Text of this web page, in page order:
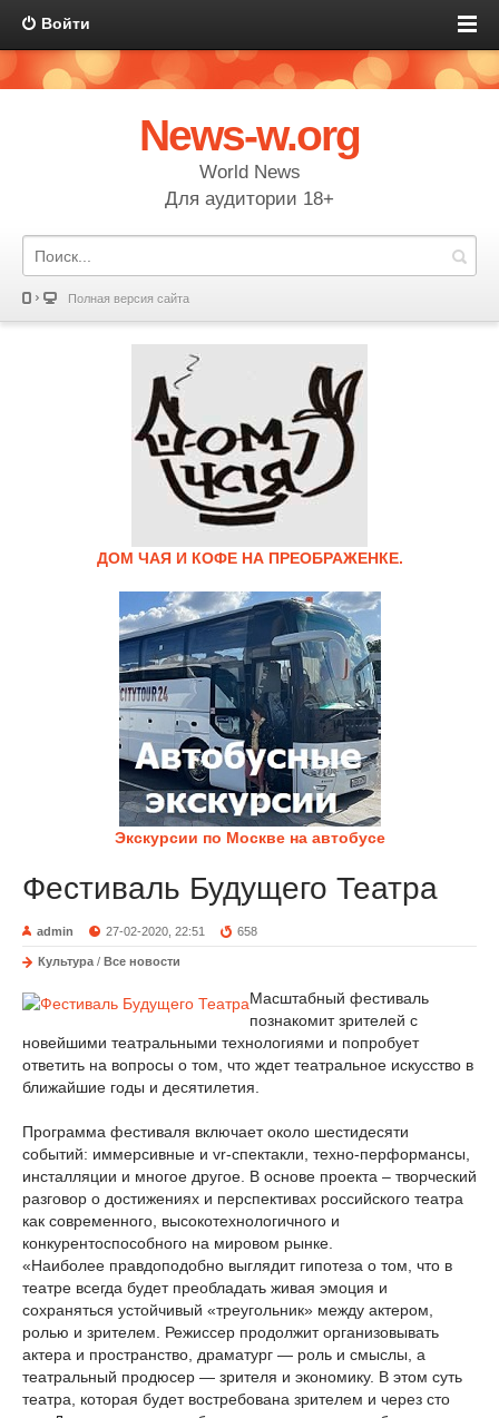
Войти
News-w.org
World News
Для аудитории 18+
Полная версия сайта
ДОМ ЧАЯ И КОФЕ НА ПРЕОБРАЖЕНКЕ.
Экскурсии по Москве на автобусе
Фестиваль Будущего Театра
admin 27-02-2020, 22:51 658
Культура / Все новости
Масштабный фестиваль
познакомит зрителей с
новейшими театральными технологиями и попробует
ответить на вопросы о том, что ждет театральное искусство в
ближайшие годы и десятилетия.
Программа фестиваля включает около шестидесяти
событий: иммерсивные и vr-спектакли, техно-перформансы,
инсталляции и многое другое. В основе проекта – творческий
разговор о достижениях и перспективах российского театра
как современного, высокотехнологичного и
конкурентоспособного на мировом рынке.
«Наиболее правдоподобно выглядит гипотеза о том, что в
театре всегда будет преобладать живая эмоция и
сохраняться устойчивый «треугольник» между актером,
ролью и зрителем. Режиссер продолжит организовывать
актера и пространство, драматург — роль и смыслы, а
театральный продюсер — зрителя и экономику. В этом суть
театра, которая будет востребована зрителем и через сто